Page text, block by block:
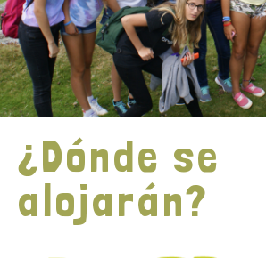
¿Dónde se
alojarán?